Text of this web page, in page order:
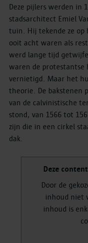
Deze pijlers werden in
stadsarchitect Emiel
tuin. Hij tekende ze op
ooit acht waren als
werd lange tijd
waren de protestantse
vernietigd. Maar het
theorie. De bakstenen
van de calvinistische
stond, van 1566 tot
zijn die in een cirkel
dak.
Deze
Door de
inhoud niet
inhoud is